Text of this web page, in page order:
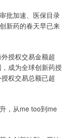
批加速、医保目录
新药的春天早已来
授权交易金额超
成为全球创新药授
权交易总额已超
，从me too到me